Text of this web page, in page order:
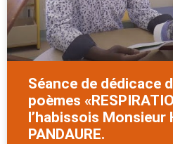
Séance de dédicace
poèmes
l’habissois Monsieur
PANDAURE.